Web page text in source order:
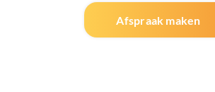
Afspraak maken